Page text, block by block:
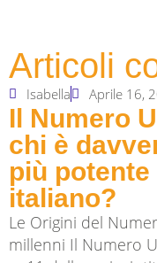
Articoli
Isabella Aprile 16,
Il Numero
chi è
più
italiano?
Le Origini del
millenni Il Numero